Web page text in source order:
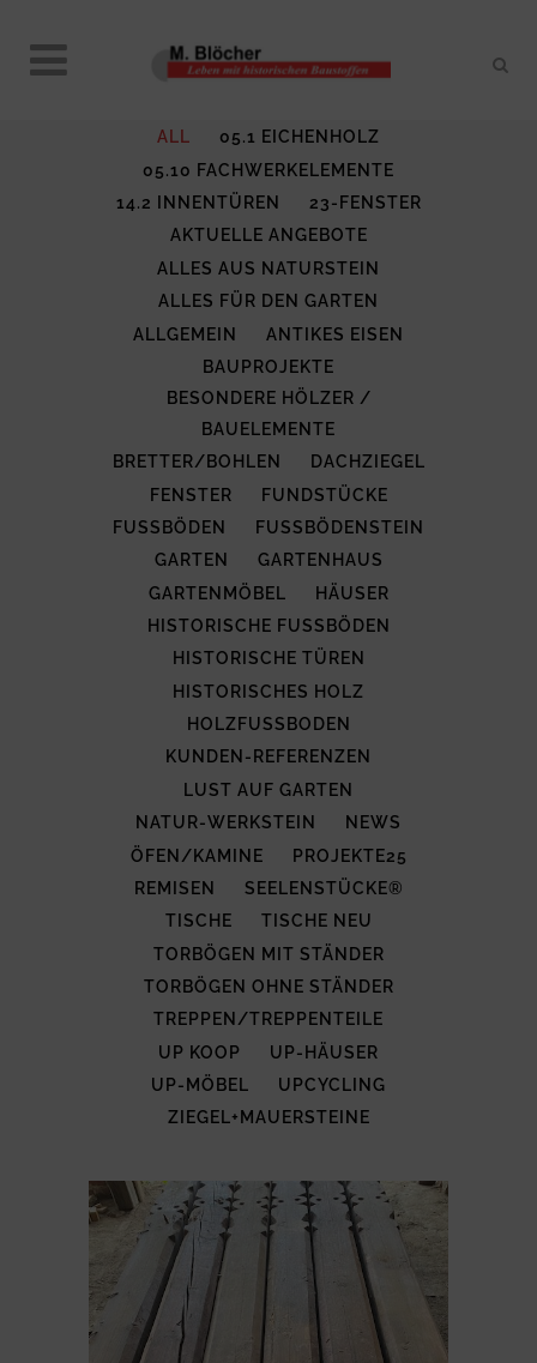
ALL
05.1 EICHENHOLZ
05.10 FACHWERKELEMENTE
14.2 INNENTÜREN
23-FENSTER
AKTUELLE ANGEBOTE
ALLES AUS NATURSTEIN
ALLES FÜR DEN GARTEN
ALLGEMEIN
ANTIKES EISEN
BAUPROJEKTE
BESONDERE HÖLZER /
BAUELEMENTE
BRETTER/BOHLEN
DACHZIEGEL
FENSTER
FUNDSTÜCKE
FUSSBÖDEN
FUSSBÖDENSTEIN
GARTEN
GARTENHAUS
GARTENMÖBEL
HÄUSER
HISTORISCHE FUSSBÖDEN
HISTORISCHE TÜREN
HISTORISCHES HOLZ
HOLZFUSSBODEN
KUNDEN-REFERENZEN
LUST AUF GARTEN
NATUR-WERKSTEIN
NEWS
ÖFEN/KAMINE
PROJEKTE25
REMISEN
SEELENSTÜCKE®
TISCHE
TISCHE NEU
TORBÖGEN MIT STÄNDER
TORBÖGEN OHNE STÄNDER
TREPPEN/TREPPENTEILE
UP KOOP
UP-HÄUSER
UP-MÖBEL
UPCYCLING
ZIEGEL+MAUERSTEINE